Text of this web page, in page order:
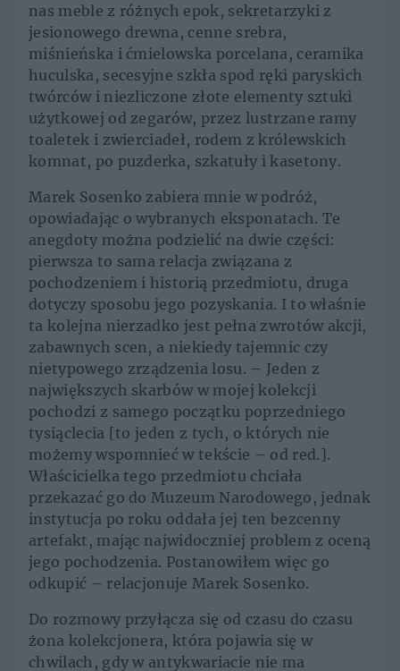
nas meble z różnych epok, sekretarzyki z
jesionowego drewna, cenne srebra,
miśnieńska i ćmielowska porcelana, ceramika
huculska, secesyjne szkła spod ręki paryskich
twórców i niezliczone złote elementy sztuki
użytkowej od zegarów, przez lustrzane ramy
toaletek i zwierciadeł, rodem z królewskich
komnat, po puzderka, szkatuły i kasetony.
Marek Sosenko zabiera mnie w podróż,
opowiadając o wybranych eksponatach. Te
anegdoty można podzielić na dwie części:
pierwsza to sama relacja związana z
pochodzeniem i historią przedmiotu, druga
dotyczy sposobu jego pozyskania. I to właśnie
ta kolejna nierzadko jest pełna zwrotów akcji,
zabawnych scen, a niekiedy tajemnic czy
nietypowego zrządzenia losu. – Jeden z
największych skarbów w mojej kolekcji
pochodzi z samego początku poprzedniego
tysiąclecia [to jeden z tych, o których nie
możemy wspomnieć w tekście – od red.].
Właścicielka tego przedmiotu chciała
przekazać go do Muzeum Narodowego, jednak
instytucja po roku oddała jej ten bezcenny
artefakt, mając najwidoczniej problem z oceną
jego pochodzenia. Postanowiłem więc go
odkupić – relacjonuje Marek Sosenko.
Do rozmowy przyłącza się od czasu do czasu
żona kolekcjonera, która pojawia się w
chwilach, gdy w antykwariacie nie ma